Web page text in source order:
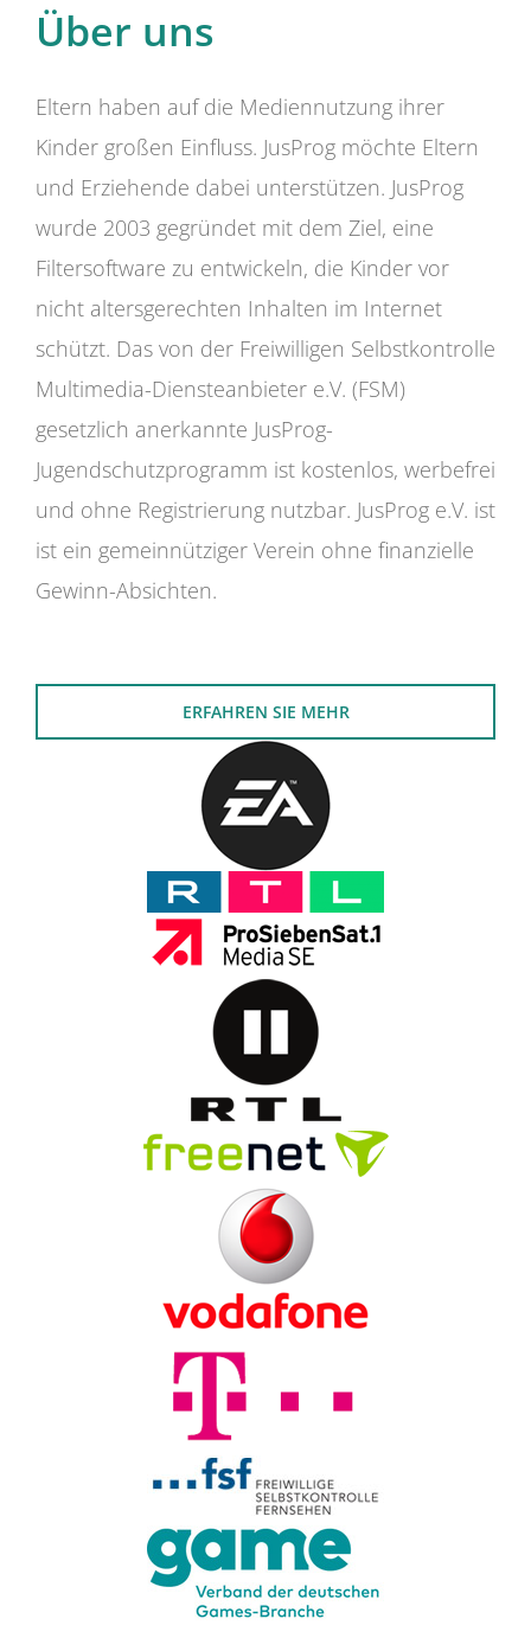
Über uns
Eltern haben auf die Mediennutzung ihrer
Kinder großen Einfluss. JusProg möchte Eltern
und Erziehende dabei unterstützen. JusProg
wurde 2003 gegründet mit dem Ziel, eine
Filtersoftware zu entwickeln, die Kinder vor
nicht altersgerechten Inhalten im Internet
schützt. Das von der Freiwilligen Selbstkontrolle
Multimedia-Diensteanbieter e.V. (FSM)
gesetzlich anerkannte JusProg-
Jugendschutzprogramm ist kostenlos, werbefrei
und ohne Registrierung nutzbar. JusProg e.V. ist
ist ein gemeinnütziger Verein ohne finanzielle
Gewinn-Absichten.
ERFAHREN SIE MEHR